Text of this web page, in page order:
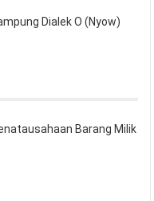
Dialek O (Nyow)
Barang Milik